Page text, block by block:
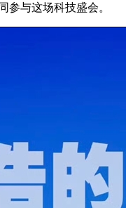
参与这场科技盛会。